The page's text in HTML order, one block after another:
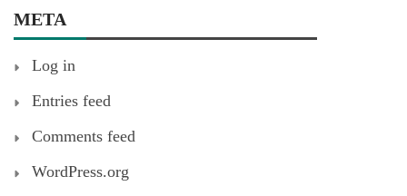
META
Log in
Entries feed
Comments feed
WordPress.org